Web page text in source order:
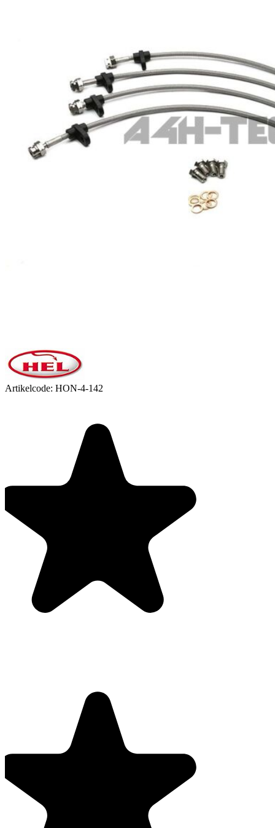
Artikelcode: HON-4-142